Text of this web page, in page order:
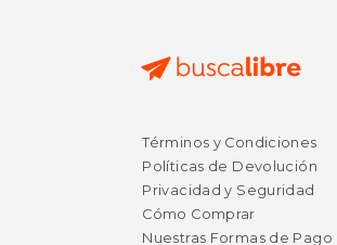
$ 28.19
6%
dcto.
Términos y Condiciones
Políticas de Devolución
Privacidad y Seguridad
Cómo Comprar
Nuestras Formas de Pago